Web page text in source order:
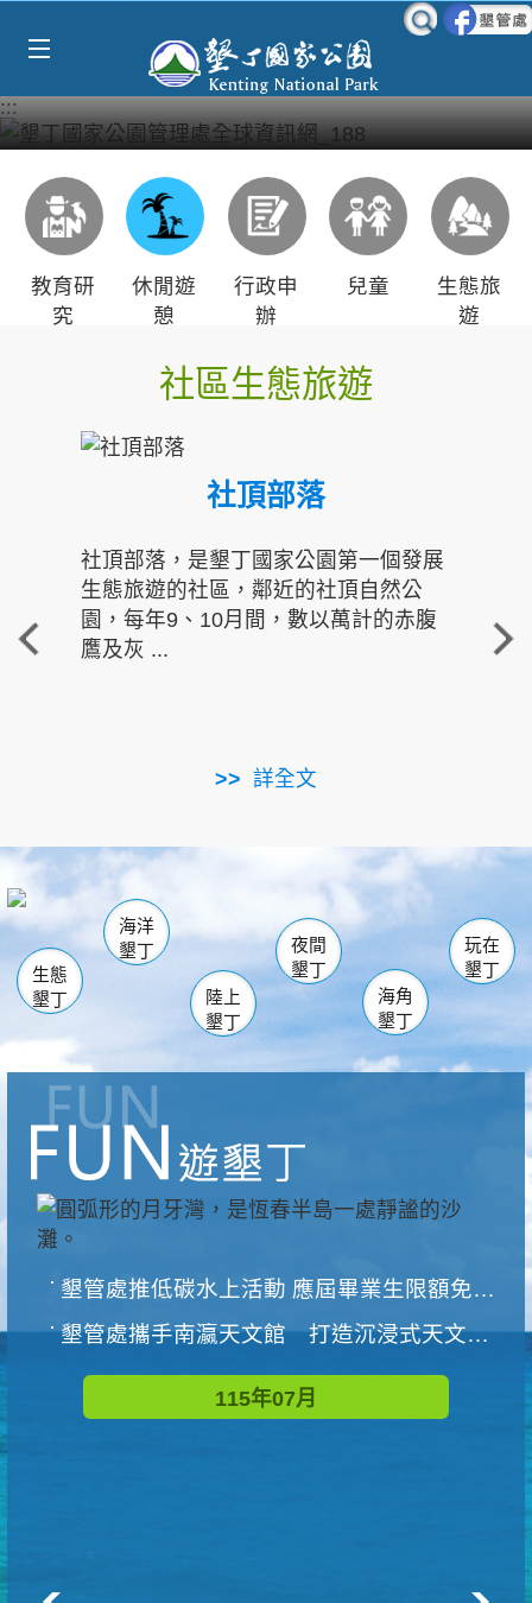
:::
教育研
究
休閒遊
憩
行政申
辦
兒童
生態旅
遊
社區生態旅遊
社頂部落
社頂部落，是墾丁國家公園第一個發展
生態旅遊的社區，鄰近的社頂自然公
園，每年9、10月間，數以萬計的赤腹
鷹及灰 ...
詳全文
重
走進
南仁湖
海生館
恆春 佳樂水
龍鑾潭自然中心 森林遊樂區
瓊麻館
關山 墾管處遊客中心
社頂公園 風吹沙
船帆石
白砂 龍磐公園
香蕉灣
砂島
鵝鑾鼻
生態
墾丁
海洋
墾丁
陸上
墾丁
夜間
墾丁
海角
墾丁
玩在
墾丁
墾管處推低碳水上活動 應屆畢業生限額免費參加
墾管處攜手南瀛天文館 打造沉浸式天文探索營隊
115年07月